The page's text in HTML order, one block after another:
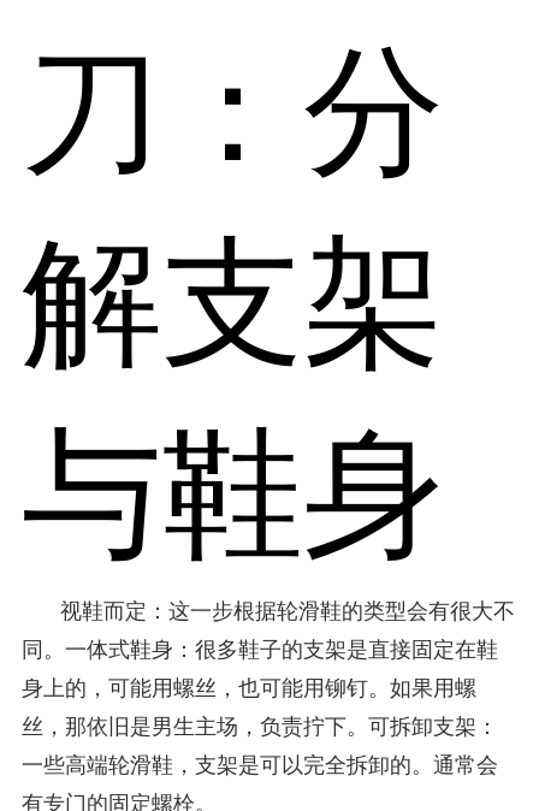
刀：分
解支架
与鞋身
视鞋而定：这一步根据轮滑鞋的类型会有很大不
同。一体式鞋身：很多鞋子的支架是直接固定在鞋
身上的，可能用螺丝，也可能用铆钉。如果用螺
丝，那依旧是男生主场，负责拧下。可拆卸支架：
一些高端轮滑鞋，支架是可以完全拆卸的。通常会
有专门的固定螺栓。